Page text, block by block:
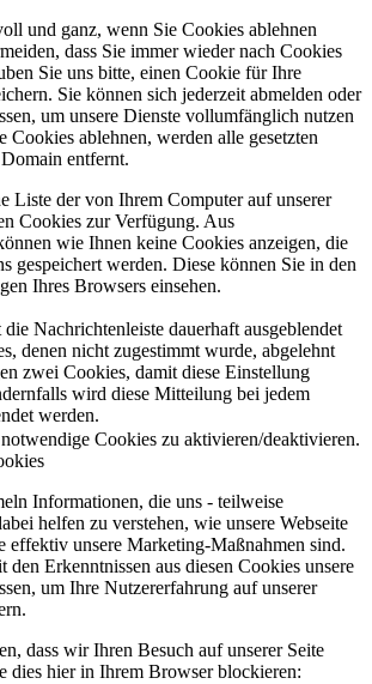
und ganz, wenn Sie Cookies ablehnen
dass Sie immer wieder nach Cookies
Sie uns bitte, einen Cookie für Ihre
Sie können sich jederzeit abmelden oder
um unsere Dienste vollumfänglich nutzen
Cookies ablehnen, werden alle gesetzten
entfernt.
Liste der von Ihrem Computer auf unserer
Cookies zur Verfügung. Aus
wie Ihnen keine Cookies anzeigen, die
gespeichert werden. Diese können Sie in den
Ihres Browsers einsehen.
Nachrichtenleiste dauerhaft ausgeblendet
denen nicht zugestimmt wurde, abgelehnt
zwei Cookies, damit diese Einstellung
wird diese Mitteilung bei jedem
werden.
Cookies zu aktivieren/deaktivieren.
Informationen, die uns - teilweise
helfen zu verstehen, wie unsere Webseite
effektiv unsere Marketing-Maßnahmen sind.
Erkenntnissen aus diesen Cookies unsere
um Ihre Nutzererfahrung auf unserer
dass wir Ihren Besuch auf unserer Seite
dies hier in Ihrem Browser blockieren: